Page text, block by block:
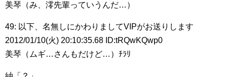
美琴（み、澪先輩っていうんだ…）
49: 以下、名無しにかわりましてVIPがお送りします
2012/01/10(火) 20:10:35.68 ID:tRQwKQwp0
美琴（ムギ…さんもだけど…）ﾁﾗﾘ